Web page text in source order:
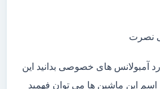
نصرت
آمبولانس های خصوصی بدانید این
این ماشین ها می توان فهمید